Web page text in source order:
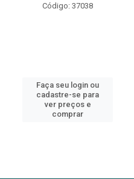
Código: 37038
Faça seu login ou
cadastre-se para
ver preços e
comprar